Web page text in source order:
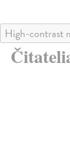
High-contrast